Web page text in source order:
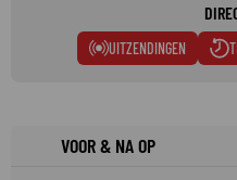
UITZENDINGEN
VOOR & NA OP